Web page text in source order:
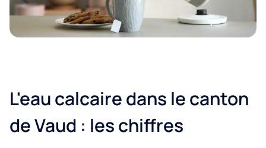
L'eau calcaire dans le canton
de Vaud : les chiffres